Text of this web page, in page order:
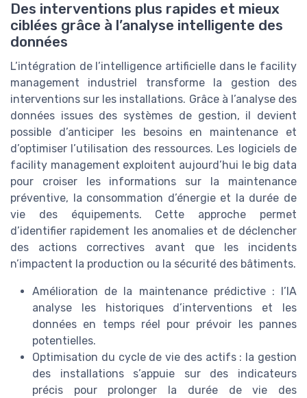
Des interventions plus rapides et mieux
ciblées grâce à l’analyse intelligente des
données
L’intégration de l’intelligence artificielle dans le facility
management industriel transforme la gestion des
interventions sur les installations. Grâce à l’analyse des
données issues des systèmes de gestion, il devient
possible d’anticiper les besoins en maintenance et
d’optimiser l’utilisation des ressources. Les logiciels de
facility management exploitent aujourd’hui le big data
pour croiser les informations sur la maintenance
préventive, la consommation d’énergie et la durée de
vie des équipements. Cette approche permet
d’identifier rapidement les anomalies et de déclencher
des actions correctives avant que les incidents
n’impactent la production ou la sécurité des bâtiments.
Amélioration de la maintenance prédictive : l’IA
analyse les historiques d’interventions et les
données en temps réel pour prévoir les pannes
potentielles.
Optimisation du cycle de vie des actifs : la gestion
des installations s’appuie sur des indicateurs
précis pour prolonger la durée de vie des